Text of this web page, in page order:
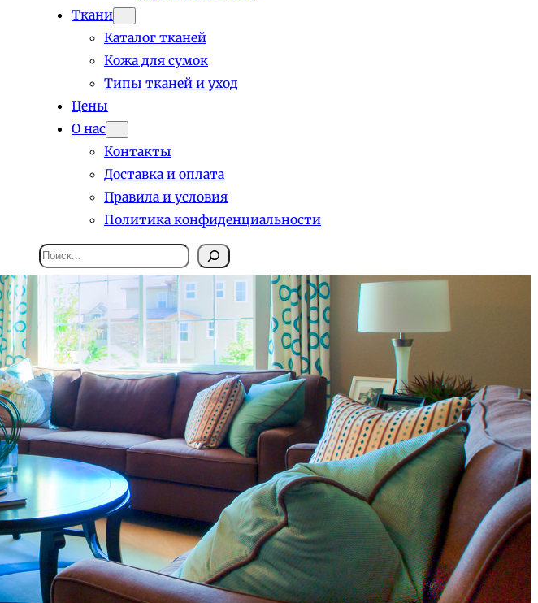
Ткани
Каталог тканей
Кожа для сумок
Типы тканей и уход
Цены
О нас
Контакты
Доставка и оплата
Правила и условия
Политика конфиденциальности
Поиск